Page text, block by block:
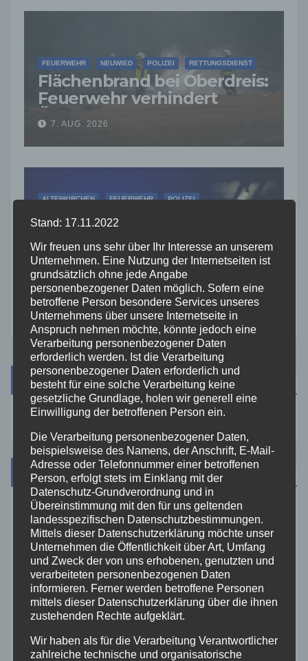
FEUERWEHR NEUWIED POLIZEI RETTUNGSDIENST
Flächenbrand bei Oberdreis:
Feuerwehr verhindert
Übergreifen auf Waldgebiet
7. AUG. 2026
ALTENKIRCHEN FEUERWEHR POLIZEI
RETTUNGSDIENST
Flammersfeld: Vermisste
Person wohlbehalten
gefunden
7. AUG. 2026
Suche
Kategorien
Aktuelles
Allgemein
Altenkirchen
Stand: 17.11.2022
Wir freuen uns sehr über Ihr Interesse an unserem
Unternehmen. Eine Nutzung der Internetseiten ist
grundsätzlich ohne jede Angabe
personenbezogener Daten möglich. Sofern eine
betroffene Person besondere Services unseres
Unternehmens über unsere Internetseite in
Anspruch nehmen möchte, könnte jedoch eine
Verarbeitung personenbezogener Daten
erforderlich werden. Ist die Verarbeitung
personenbezogener Daten erforderlich und
besteht für eine solche Verarbeitung keine
gesetzliche Grundlage, holen wir generell eine
Einwilligung der betroffenen Person ein.
Die Verarbeitung personenbezogener Daten,
beispielsweise des Namens, der Anschrift, E-Mail-
Adresse oder Telefonnummer einer betroffenen
Person, erfolgt stets im Einklang mit der
Datenschutz-Grundverordnung und in
Übereinstimmung mit den für uns geltenden
landesspezifischen Datenschutzbestimmungen.
Mittels dieser Datenschutzerklärung möchte unser
Unternehmen die Öffentlichkeit über Art, Umfang
und Zweck der von uns erhobenen, genutzten und
verarbeiteten personenbezogenen Daten
informieren. Ferner werden betroffene Personen
mittels dieser Datenschutzerklärung über die ihnen
zustehenden Rechte aufgeklärt.
Wir haben als für die Verarbeitung Verantwortlicher
zahlreiche technische und organisatorische